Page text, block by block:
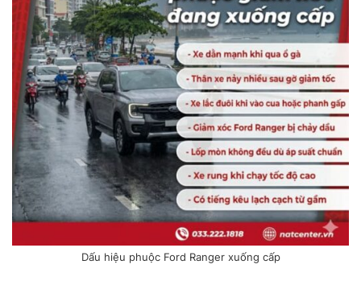
Dấu hiệu phuộc Ford Ranger xuống cấp